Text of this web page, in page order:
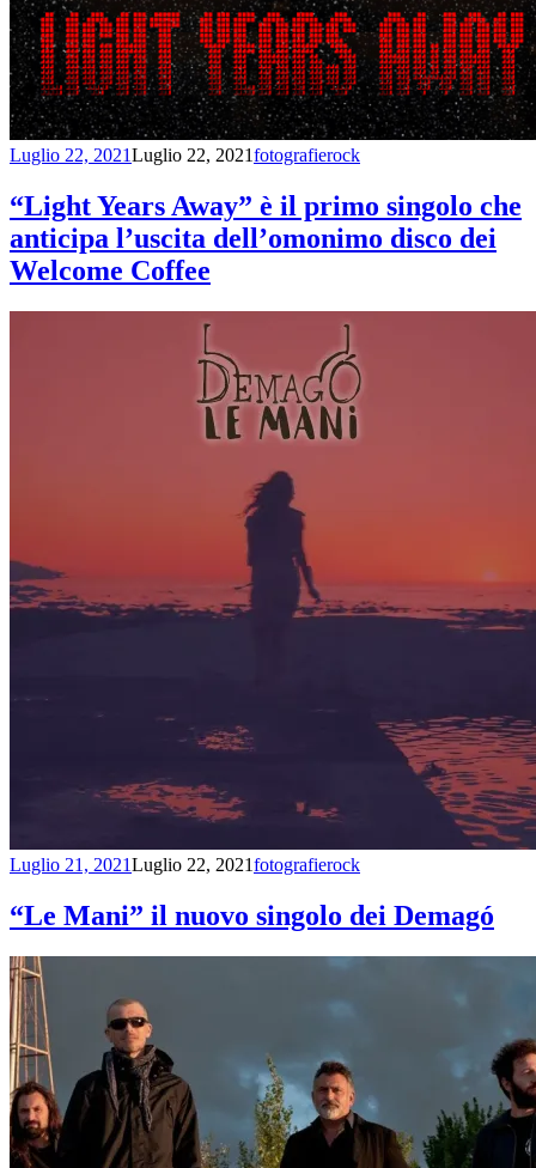
Luglio 22, 2021Luglio 22, 2021fotografierock
“Light Years Away” è il primo singolo che
anticipa l’uscita dell’omonimo disco dei
Welcome Coffee
Luglio 21, 2021Luglio 22, 2021fotografierock
“Le Mani” il nuovo singolo dei Demagó